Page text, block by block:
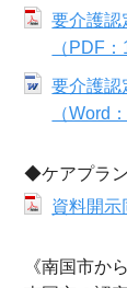
要介護認
（PDF
要介護認
（Word
◆ケアプラ
資料開示
《南国市か